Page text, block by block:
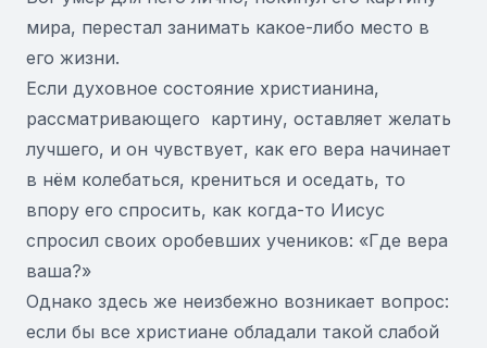
мира, перестал занимать какое-либо место в
его жизни.
Если духовное состояние христианина,
рассматривающего картину, оставляет желать
лучшего, и он чувствует, как его вера начинает
в нём колебаться, крениться и оседать, то
впору его спросить, как когда-то Иисус
спросил своих оробевших учеников: «Где вера
ваша?»
Однако здесь же неизбежно возникает вопрос:
если бы все христиане обладали такой слабой